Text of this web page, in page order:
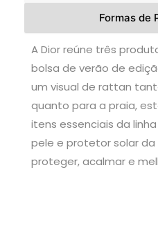
Formas de
A Dior reúne três
bolsa de verão de
um visual de rattan
quanto para a praia,
itens essenciais da
pele e protetor solar da
proteger, acalmar e